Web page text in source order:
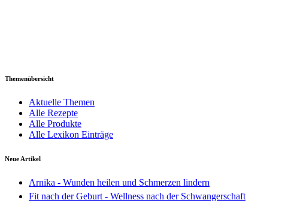
Themenübersicht
Aktuelle Themen
Alle Rezepte
Alle Produkte
Alle Lexikon Einträge
Neue Artikel
Arnika - Wunden heilen und Schmerzen lindern
Fit nach der Geburt - Wellness nach der Schwangerschaft